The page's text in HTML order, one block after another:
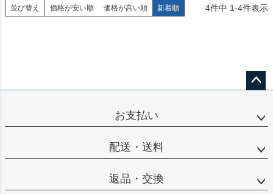
並び替え 価格が安い順 価格が高い順 新着順 4件中 1-4件表示
ップ
お支払い
配送・送料
返品・交換